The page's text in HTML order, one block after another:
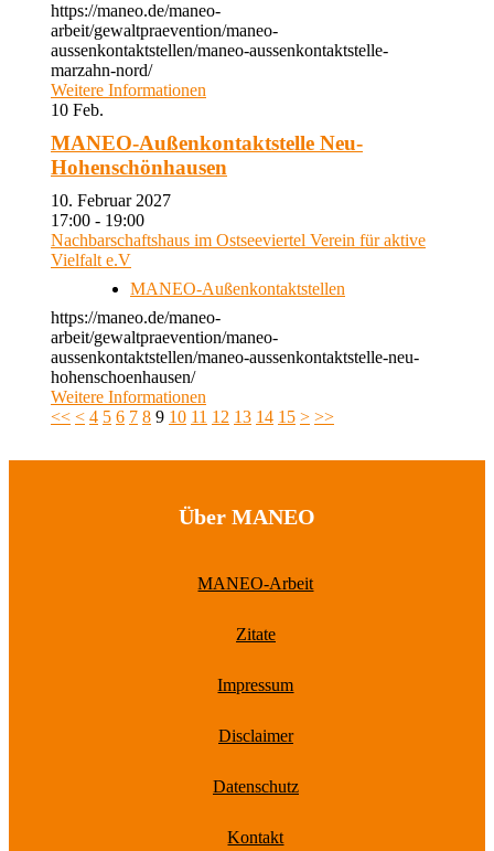
https://maneo.de/maneo-
arbeit/gewaltpraevention/maneo-
aussenkontaktstellen/maneo-aussenkontaktstelle-
marzahn-nord/
Weitere Informationen
10 Feb.
MANEO-Außenkontaktstelle Neu-
Hohenschönhausen
10. Februar 2027
17:00 - 19:00
Nachbarschaftshaus im Ostseeviertel Verein für aktive
Vielfalt e.V
MANEO-Außenkontaktstellen
https://maneo.de/maneo-
arbeit/gewaltpraevention/maneo-
aussenkontaktstellen/maneo-aussenkontaktstelle-neu-
hohenschoenhausen/
Weitere Informationen
<< < 4 5 6 7 8 9 10 11 12 13 14 15 > >>
Über MANEO
MANEO-Arbeit
Zitate
Impressum
Disclaimer
Datenschutz
Kontakt